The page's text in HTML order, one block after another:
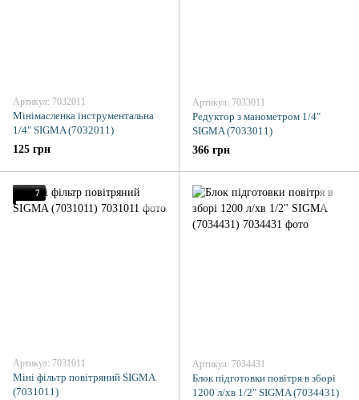
Артикул: 7032011
Мінімасленка інструментальна
1/4" SIGMA (7032011)
125 грн
Артикул: 7033011
Редуктор з манометром 1/4"
SIGMA (7033011)
366 грн
7
Артикул: 7031011
Міні фільтр повітряний SIGMA
(7031011)
Артикул: 7034431
Блок підготовки повітря в зборі
1200 л/хв 1/2" SIGMA (7034431)